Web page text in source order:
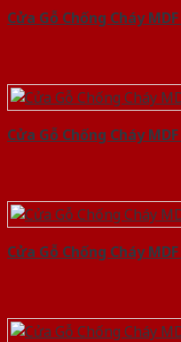
Cửa Gỗ Chống Cháy
Cửa Gỗ Chống Cháy
Cửa Gỗ Chống Cháy